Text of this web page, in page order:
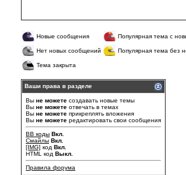
Новые сообщения Популярная тема с
Нет новых сообщений Популярная тема без
Тема закрыта
Ваши права в разделе
Вы не можете создавать новые темы
Вы не можете отвечать в темах
Вы не можете прикреплять вложения
Вы не можете редактировать свои сообщения
BB коды Вкл.
Смайлы Вкл.
[IMG] код Вкл.
HTML код Выкл.
Правила форума